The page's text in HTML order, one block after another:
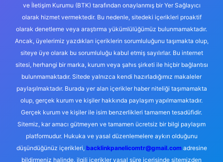
ve İletişim Kurumu (BTK) tarafından onaylanmış bir Yer Sağlayıcı
olarak hizmet vermektedir. Bu nedenle, sitedeki içerikleri proaktif
olarak denetleme veya araştırma yükümlülüğümüz bulunmamaktadır.
Ancak, üyelerimiz yazdıkları içeriklerin sorumluluğunu taşımakta olup,
siteye üye olarak bu sorumluluğu kabul etmiş sayılırlar. Bu internet
sitesi, herhangi bir marka, kurum veya şahıs şirketi ile hiçbir bağlantısı
bulunmamaktadır. Sitede yalnızca kendi hazırladığımız makaleler
paylaşılmaktadır. Burada yer alan içerikler haber niteliği taşımamakta
olup, gerçek kurum ve kişiler hakkında paylaşım yapılmamaktadır.
Gerçek kurum ve kişiler ile isim benzerlikleri tamamen tesadüfidir.
Sitemiz, kar amacı gütmeyen ve tamamen ücretsiz bir bilgi paylaşım
platformudur. Hukuka ve yasal düzenlemelere aykırı olduğunu
düşündüğünüz içerikleri, backlinkpanelicomtr@gmail.comadresine
bildirmeniz halinde, ilgili içerikler yasal süre içerisinde sitemizden